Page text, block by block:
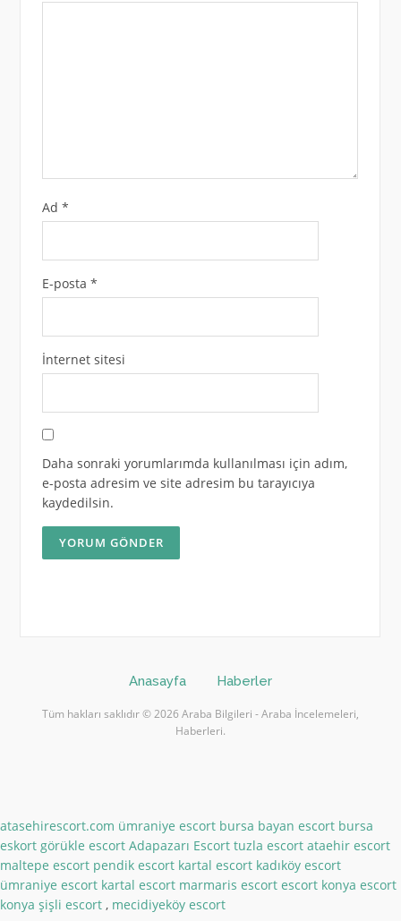
Ad *
E-posta *
İnternet sitesi
Daha sonraki yorumlarımda kullanılması için adım,
e-posta adresim ve site adresim bu tarayıcıya
kaydedilsin.
Anasayfa Haberler
Tüm hakları saklıdır © 2026 Araba Bilgileri - Araba İncelemeleri,
Haberleri.
atasehirescort.com ümraniye escort bursa bayan escort bursa
eskort görükle escort Adapazarı Escort tuzla escort ataehir escort
maltepe escort pendik escort kartal escort kadıköy escort
ümraniye escort kartal escort marmaris escort escort konya escort
konya şişli escort , mecidiyeköy escort